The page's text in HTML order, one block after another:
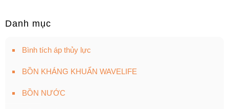
Danh mục
Bình tích áp thủy lực
BỒN KHÁNG KHUẨN WAVELIFE
BỒN NƯỚC